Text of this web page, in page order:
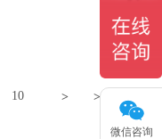
10 > >>
微信咨询